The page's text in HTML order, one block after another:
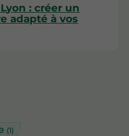
(1)
: créer un
adapté à vos